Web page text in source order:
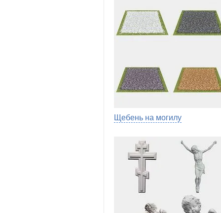
Щебень на могилу